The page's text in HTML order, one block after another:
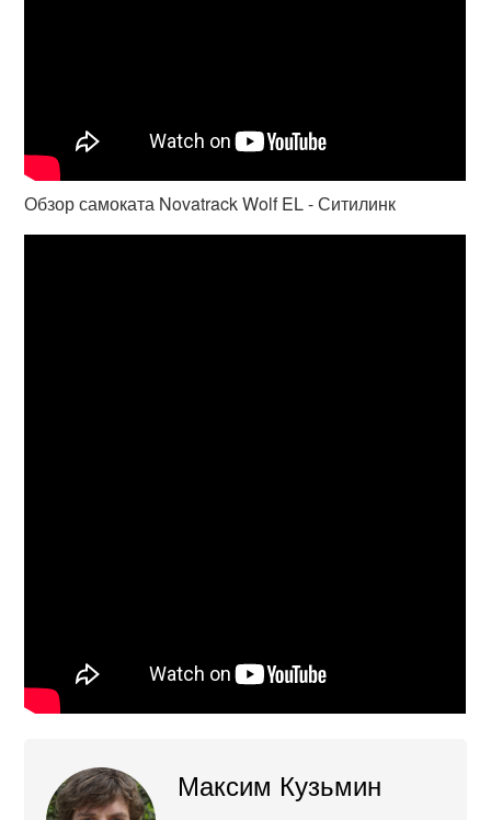
Обзор самоката Novatrack Wolf EL - Ситилинк
Максим Кузьмин